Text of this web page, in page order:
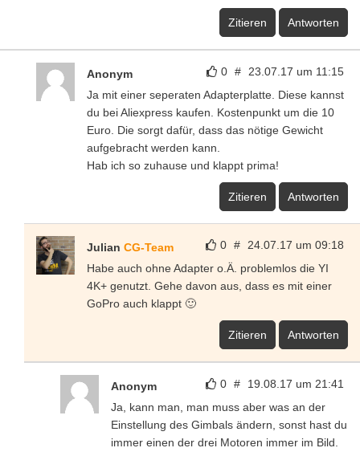
Zitieren Antworten
0 # 23.07.17 um 11:15
Anonym
Ja mit einer seperaten Adapterplatte. Diese kannst
du bei Aliexpress kaufen. Kostenpunkt um die 10
Euro. Die sorgt dafür, dass das nötige Gewicht
aufgebracht werden kann.
Hab ich so zuhause und klappt prima!
Zitieren Antworten
0 # 24.07.17 um 09:18
Julian CG-Team
Habe auch ohne Adapter o.Ä. problemlos die YI
4K+ genutzt. Gehe davon aus, dass es mit einer
GoPro auch klappt 🙂
Zitieren Antworten
0 # 19.08.17 um 21:41
Anonym
Ja, kann man, man muss aber was an der
Einstellung des Gimbals ändern, sonst hast du
immer einen der drei Motoren immer im Bild.